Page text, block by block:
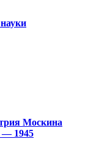
Москина
— 1945